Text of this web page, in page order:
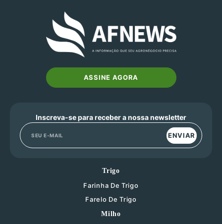
ASSINE AGORA
Inscreva-se para receber a nossa newsletter
ENVIAR
Trigo
Farinha De Trigo
Farelo De Trigo
Milho